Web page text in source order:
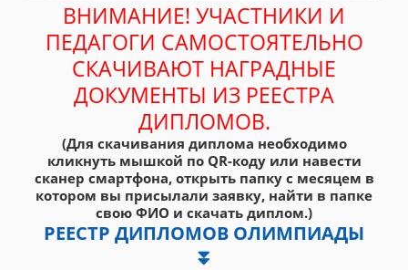
ВНИМАНИЕ! УЧАСТНИКИ И
ПЕДАГОГИ САМОСТОЯТЕЛЬНО
СКАЧИВАЮТ НАГРАДНЫЕ
ДОКУМЕНТЫ ИЗ РЕЕСТРА
ДИПЛОМОВ.
(Для скачивания диплома необходимо
кликнуть мышкой по QR-коду или навести
сканер смартфона, открыть папку с месяцем в
котором вы присылали заявку, найти в папке
свою ФИО и скачать диплом.)
РЕЕСТР ДИПЛОМОВ ОЛИМПИАДЫ
⏬